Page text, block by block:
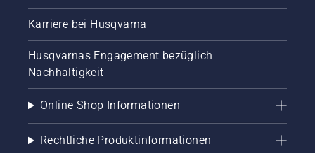
Sie
zuerst
Ölstand.
Starten
Sie Ihre
Motorsäge
und
Sie
Karriere bei Husqvarna
Husqvarnas Engagement bezüglich
Nachhaltigkeit
Online Shop Informationen
Rechtliche Produktinformationen